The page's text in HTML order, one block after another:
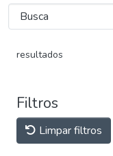
resultados
Filtros
Limpar filtros